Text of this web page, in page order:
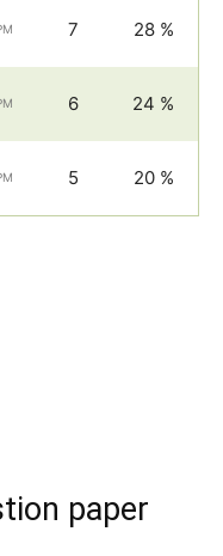
7 28 %
6 24 %
5 20 %
paper